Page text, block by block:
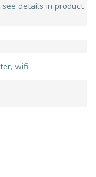
details in product
wifi